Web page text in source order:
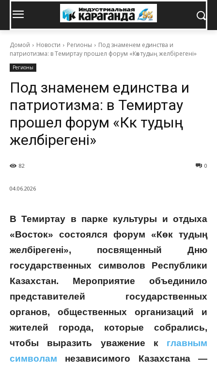
Домой Новости Регионы
Под знаменем единства и
патриотизма: в Темиртау прошел форум «Көк тудың желбірегені»
Регионы
Под знаменем единства и
патриотизма: в Темиртау
прошел форум «Көк тудың
желбірегені»
0
82
04.06.2026
В Темиртау в парке культуры и отдыха
«Восток» состоялся форум «Көк тудың
желбірегені», посвященный Дню
государственных символов Республики
Казахстан. Мероприятие объединило
представителей государственных
органов, общественных организаций и
жителей города, которые собрались,
чтобы выразить уважение к главным
символам независимого Казахстана —